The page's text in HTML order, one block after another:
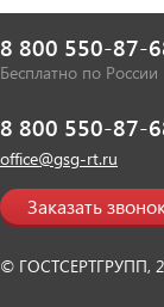
8 800 550-87-
Бесплатно по России
8 800 550-87-
office@gsg-rt.ru
Заказать
© ГОСТСЕРТГРУПП,